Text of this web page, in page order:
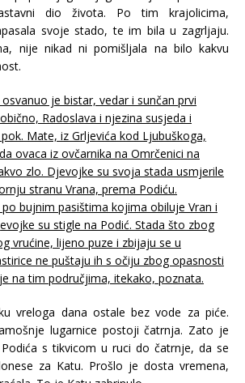
dio života. Po tim krajolicima,
svoje stado, te im bila u zagrljaju.
nije nikad ni pomišljala na bilo kakvu
je bistar, vedar i sunčan prvi
Radoslava i njezina susjeda i
Mate, iz Grljevića kod Ljubuškoga,
ovaca iz ovčarnika na Omrčenici na
zlo. Djevojke su svoja stada usmjerile
stranu Vrana, prema Podiću.
bujnim pasištima kojima obiluje Vran i
su stigle na Podić. Stada što zbog
vrućine, lijeno puze i zbijaju se u
ne puštaju ih s očiju zbog opasnosti
na tim područjima, itekako, poznata.
vreloga dana ostale bez vode za piće.
lugarnice postoji čatrnja. Zato je
s tikvicom u ruci do čatrnje, da se
za Katu. Prošlo je dosta vremena,